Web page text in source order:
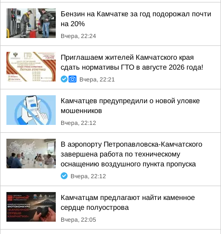
Бензин на Камчатке за год подорожал почти
на 20%
Вчера, 22:24
Приглашаем жителей Камчатского края
сдать нормативы ГТО в августе 2026 года!
Вчера, 22:21
Камчатцев предупредили о новой уловке
мошенников
Вчера, 22:12
В аэропорту Петропавловска-Камчатского
завершена работа по техническому
оснащению воздушного пункта пропуска
Вчера, 22:12
Камчатцам предлагают найти каменное
сердце полуострова
Вчера, 22:05